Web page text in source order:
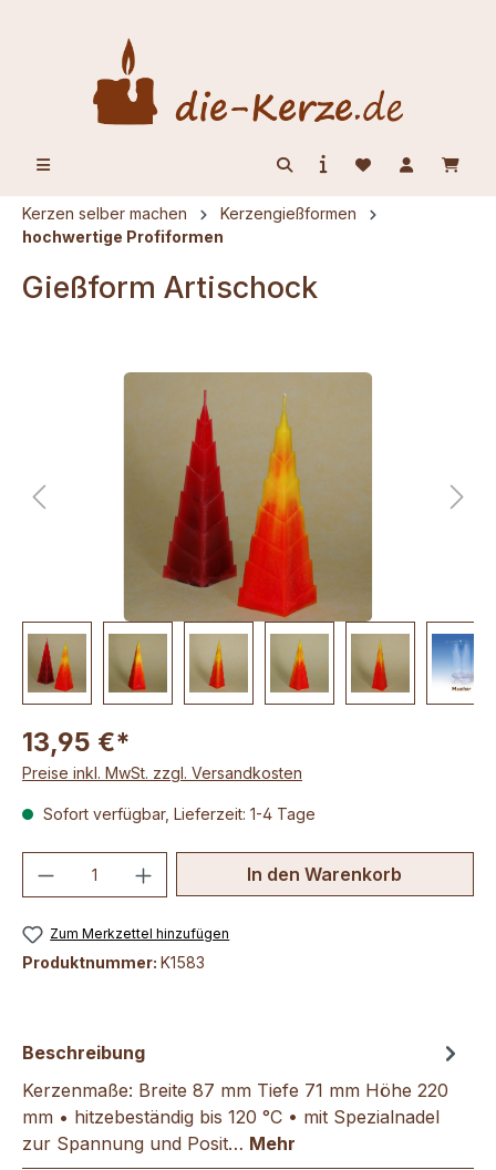
Kerzen selber machen
Kerzengießformen
hochwertige Profiformen
Gießform Artischock
Bildergalerie überspringen
13,95 €*
Preise inkl. MwSt. zzgl. Versandkosten
Sofort verfügbar, Lieferzeit: 1-4 Tage
Produkt Anzahl: Gib denIn den Warenkorb
Zum Merkzettel hinzufügen
Produktnummer: K1583
Beschreibung
Kerzenmaße: Breite 87 mm Tiefe 71 mm Höhe 220
mm • hitzebeständig bis 120 °C • mit Spezialnadel
zur Spannung und Posit… Mehr